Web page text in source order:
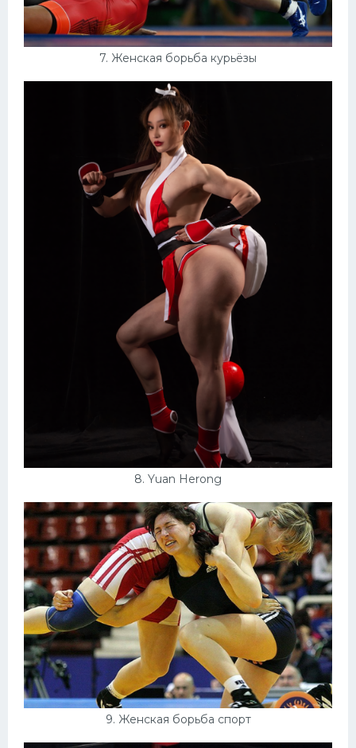
7. Женская борьба курьёзы
8. Yuan Herong
9. Женская борьба спорт